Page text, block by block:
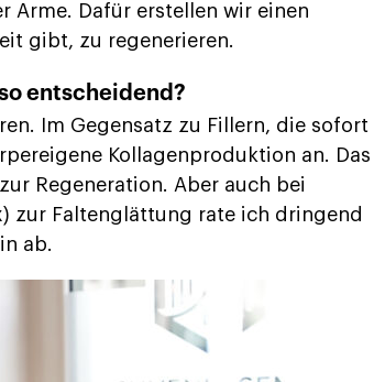
Arme. Dafür erstellen wir einen
gibt, zu regenerieren.
entscheidend?
Im Gegensatz zu Fillern, die sofort
Kollagenproduktion an. Das
Regeneration. Aber auch bei
zur Faltenglättung rate ich dringend
ab.